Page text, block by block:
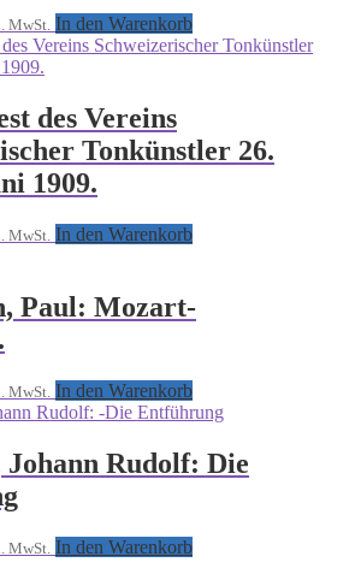
MwSt. In den Warenkorb
des Vereins
Tonkünstler 26.
1909.
MwSt. In den Warenkorb
Paul: Mozart-
MwSt. In den Warenkorb
Johann Rudolf: Die
MwSt. In den Warenkorb